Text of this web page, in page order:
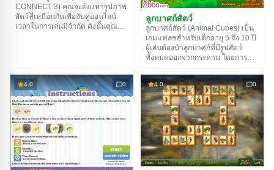
CONNECT 3) คุณจะต้องหารูปภาพ
สัตว์ที่เหมือนกันเพื่อจับคู่ออนไลน์
เวลาในการเล่นมีจำกัด ดังนั้นคุณ
เพียงแต่ให้ความสนุกสนาน แต่คุณ
ยังสามารถเรียนรู้สีและชื่อสัตว์ใหม่ๆ
ได้อีกด้วย สิ่งสำคัญคือผู้ปกครองต้อง
ช่วยให้เด็กเข้าใจกฎ ลองเล่นดูสิ มัน
เป็นเกมจับเวลา เกมทั้งหมดบน
เว็บไซต์ของเราสามารถเล่นได้โดย
ไม่ต้องลงทะเบียน ในส่วนเฉพาะของ
ไพ่นกกระจอก คุณสามารถหาเกมที่
เหมาะกับทุกรสนิยมได้ ลุยเลย!
ลูกบาศก์สัตว์
ลูกบาศก์สัตว์ (Animal Cubes) เป็น
เกมแฟลชสำหรับเด็กอายุ 5 ถึง 10 ปี
ผู้เล่นต้องนำลูกบาศก์ที่มีรูปสัตว์
ทั้งหมดออกจากกระดาน โดยการ
สีสันต่างๆ ทำให้เด็กๆ สามารถเรียนรู้
เรื่องสีและจดจำชื่อสัตว์ที่ไม่คุ้นเคย
ได้อีกด้วย เกมนี้มีเวลาจำกัด ดังนั้นผู้
เล่นต้องทำอย่างรวดเร็วพอสมควร
ลุยเลย!
4.0 0 4.0 0